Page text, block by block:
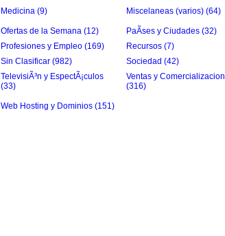
Medicina (9) Miscelaneas (varios) (64)
Ofertas de la Semana (12)
PaÃ­ses y Ciudades (32)
Profesiones y Empleo (169)
Recursos (7)
Sin Clasificar (982) Sociedad (42)
TelevisiÃ³n y EspectÃ¡culos
(33)
Ventas y Comercializacion
(316)
Web Hosting y Dominios (151)